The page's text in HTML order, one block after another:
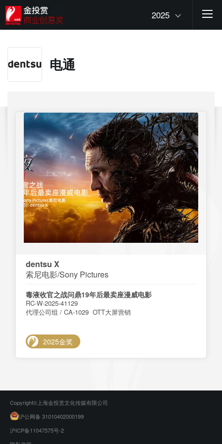
2025
电通
dentsu X
索尼电影/Sony Pictures
毒液收官之战问鼎19年后最卖座漫威电影
RC-W-2025-41129
代理公司组 / CA-1029 OTT大屏营销
2025金奖
Copyright©上海金投赏文化传媒有限公司
沪公网备 31010402000199
沪ICP备11047575号-2